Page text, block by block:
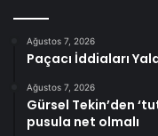
Ağustos 7, 2026
Paçacı İddiaları
Ağustos 7, 2026
Gürsel Tekin’den
pusula net olmalı